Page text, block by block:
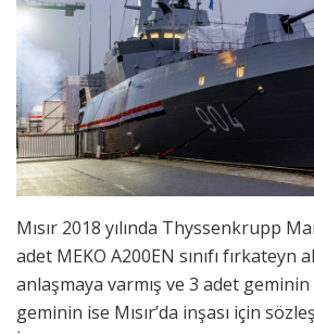
Mısır 2018 yılında Thyssenkrupp
adet MEKO A200EN sınıfı fırkateyn
anlaşmaya varmış ve 3 adet geminin
geminin ise Mısır’da inşası için